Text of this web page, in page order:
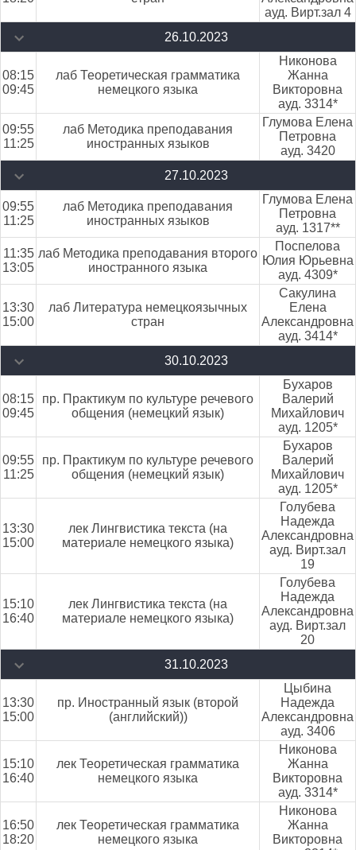
ауд. Вирт.зал 4
26.10.2023
08:15
09:45
лаб Теоретическая грамматика
немецкого языка
Никонова
Жанна
Викторовна
ауд. 3314*
09:55
11:25
лаб Методика преподавания
иностранных языков
Глумова Елена
Петровна
ауд. 3420
27.10.2023
09:55
11:25
лаб Методика преподавания
иностранных языков
Глумова Елена
Петровна
ауд. 1317**
11:35
13:05
лаб Методика преподавания второго
иностранного языка
Поспелова
Юлия Юрьевна
ауд. 4309*
13:30
15:00
лаб Литература немецкоязычных
стран
Сакулина
Елена
Александровна
ауд. 3414*
30.10.2023
08:15
09:45
пр. Практикум по культуре речевого
общения (немецкий язык)
Бухаров
Валерий
Михайлович
ауд. 1205*
09:55
11:25
пр. Практикум по культуре речевого
общения (немецкий язык)
Бухаров
Валерий
Михайлович
ауд. 1205*
13:30
15:00
лек Лингвистика текста (на
материале немецкого языка)
Голубева
Надежда
Александровна
ауд. Вирт.зал
19
15:10
16:40
лек Лингвистика текста (на
материале немецкого языка)
Голубева
Надежда
Александровна
ауд. Вирт.зал
20
31.10.2023
13:30
15:00
пр. Иностранный язык (второй
(английский))
Цыбина
Надежда
Александровна
ауд. 3406
15:10
16:40
лек Теоретическая грамматика
немецкого языка
Никонова
Жанна
Викторовна
ауд. 3314*
16:50
18:20
лек Теоретическая грамматика
немецкого языка
Никонова
Жанна
Викторовна